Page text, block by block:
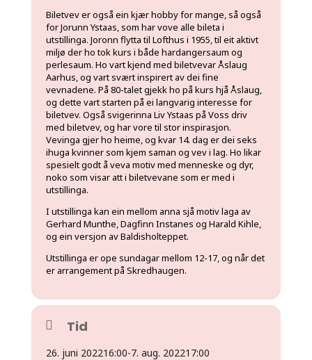
Biletvev er også ein kjær hobby for mange, så også
for Jorunn Ystaas, som har vove alle bileta i
utstillinga. Joronn flytta til Lofthus i 1955, til eit aktivt
miljø der ho tok kurs i både hardangersaum og
perlesaum. Ho vart kjend med biletvevar Åslaug
Aarhus, og vart svært inspirert av dei fine
vevnadene. På 80-talet gjekk ho på kurs hjå Åslaug,
og dette vart starten på ei langvarig interesse for
biletvev. Også svigerinna Liv Ystaas på Voss driv
med biletvev, og har vore til stor inspirasjon.
Vevinga gjer ho heime, og kvar 14. dag er dei seks
ihuga kvinner som kjem saman og vev i lag. Ho likar
spesielt godt å veva motiv med menneske og dyr,
noko som visar att i biletvevane som er med i
utstillinga.
I utstillinga kan ein mellom anna sjå motiv laga av
Gerhard Munthe, Dagfinn Instanes og Harald Kihle,
og ein versjon av Baldisholteppet.
Utstillinga er ope sundagar mellom 12-17, og når det
er arrangement på Skredhaugen.
Tid
26. juni 202216:00-7. aug. 202217:00